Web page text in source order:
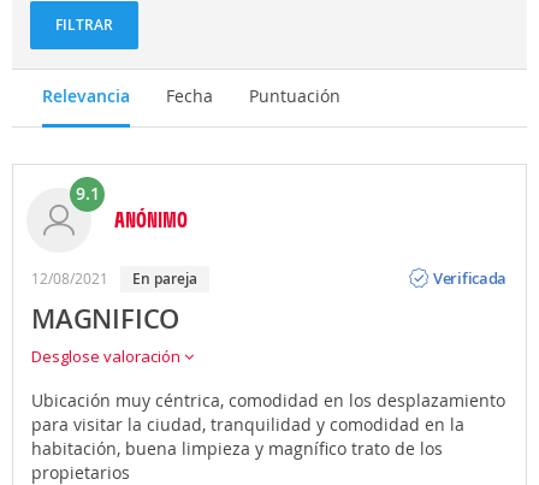
FILTRAR
Relevancia Fecha Puntuación
9.1
ANÓNIMO
12/08/2021 en pareja
Verificada
MAGNIFICO
Desglose valoración
Ubicación muy céntrica, comodidad en los desplazamiento
para visitar la ciudad, tranquilidad y comodidad en la
habitación, buena limpieza y magnífico trato de los
propietarios